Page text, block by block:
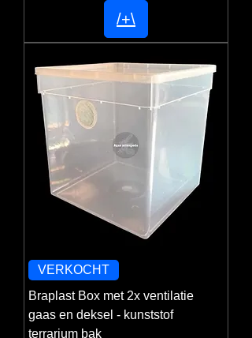
/+\
VERKOCHT
Braplast Box met 2x ventilatie
gaas en deksel - kunststof
terrarium bak